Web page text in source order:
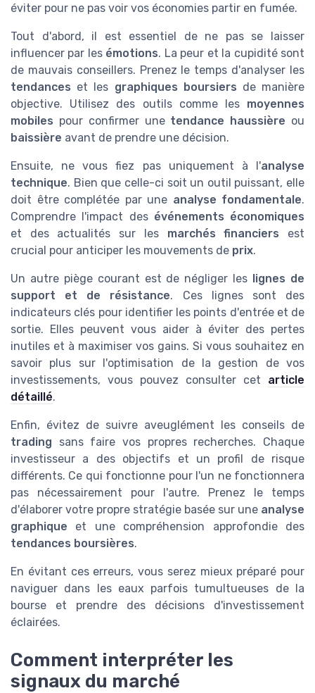
éviter pour ne pas voir vos économies partir en fumée.
Tout d'abord, il est essentiel de ne pas se laisser
influencer par les émotions. La peur et la cupidité sont
de mauvais conseillers. Prenez le temps d'analyser les
tendances et les graphiques boursiers de manière
objective. Utilisez des outils comme les moyennes
mobiles pour confirmer une tendance haussière ou
baissière avant de prendre une décision.
Ensuite, ne vous fiez pas uniquement à l'analyse
technique. Bien que celle-ci soit un outil puissant, elle
doit être complétée par une analyse fondamentale.
Comprendre l'impact des événements économiques
et des actualités sur les marchés financiers est
crucial pour anticiper les mouvements de prix.
Un autre piège courant est de négliger les lignes de
support et de résistance. Ces lignes sont des
indicateurs clés pour identifier les points d'entrée et de
sortie. Elles peuvent vous aider à éviter des pertes
inutiles et à maximiser vos gains. Si vous souhaitez en
savoir plus sur l'optimisation de la gestion de vos
investissements, vous pouvez consulter cet article
détaillé.
Enfin, évitez de suivre aveuglément les conseils de
trading sans faire vos propres recherches. Chaque
investisseur a des objectifs et un profil de risque
différents. Ce qui fonctionne pour l'un ne fonctionnera
pas nécessairement pour l'autre. Prenez le temps
d'élaborer votre propre stratégie basée sur une analyse
graphique et une compréhension approfondie des
tendances boursières.
En évitant ces erreurs, vous serez mieux préparé pour
naviguer dans les eaux parfois tumultueuses de la
bourse et prendre des décisions d'investissement
éclairées.
Comment interpréter les
signaux du marché